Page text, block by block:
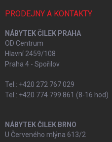
PRODEJNY A KONTAKTY
NÁBYTEK ČILEK PRAHA
OD Centrum
Hlavní 2459/108
Praha 4 - Spořilov
Tel.: +420 272 767 029
Tel.: +420 774 799 861 (8-16 hod)
NÁBYTEK ČILEK BRNO
U Červeného mlýna 613/2